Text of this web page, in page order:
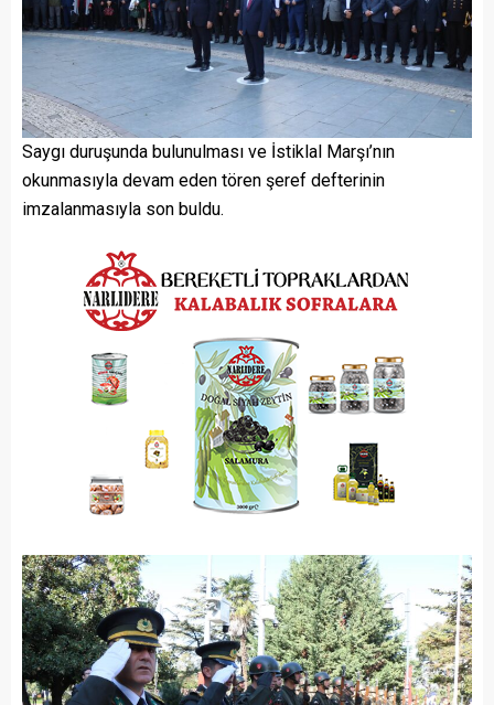
Saygı duruşunda bulunulması ve İstiklal Marşı’nın
okunmasıyla devam eden tören şeref defterinin
imzalanmasıyla son buldu.